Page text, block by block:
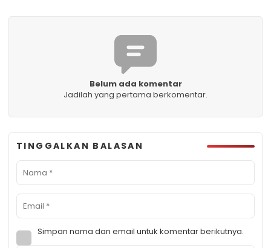
Belum ada komentar
Jadilah yang pertama berkomentar.
TINGGALKAN BALASAN
Simpan nama dan email untuk komentar berikutnya.